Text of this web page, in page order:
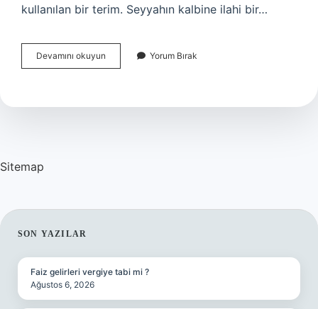
kullanılan bir terim. Seyyahın kalbine ilahi bir…
Devamını okuyun
Olarak
Yorum Bırak
Sitemap
SIDEBAR
SON YAZILAR
Faiz gelirleri vergiye tabi mi ?
Ağustos 6, 2026